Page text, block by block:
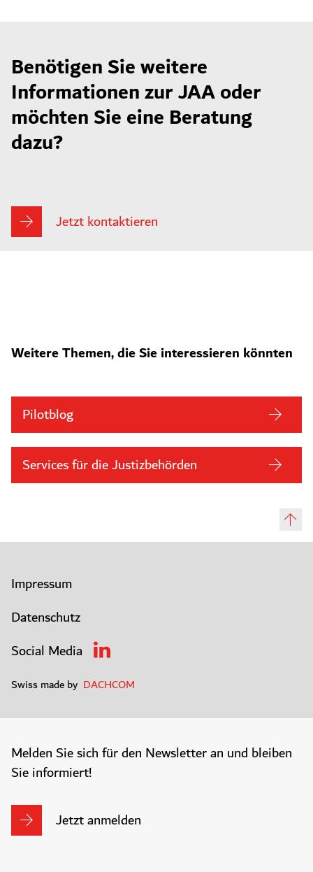
Benötigen Sie weitere
Informationen zur JAA oder
möchten Sie eine Beratung
dazu?
Jetzt kontaktieren
Weitere Themen, die Sie interessieren könnten
Pilotblog
Services für die Justizbehörden
Impressum
Datenschutz
Social Media
Swiss made by DACHCOM
Melden Sie sich für den Newsletter an und bleiben
Sie informiert!
Jetzt anmelden